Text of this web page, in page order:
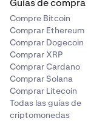
Compre Bitcoin
Comprar Ethereum
Comprar Dogecoin
Comprar XRP
Comprar Cardano
Comprar Solana
Comprar Litecoin
Todas las guías de
criptomonedas